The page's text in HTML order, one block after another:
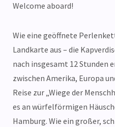
Welcome aboard!
Wie eine geöffnete
Landkarte aus – die
nach insgesamt 12 Stunden
zwischen Amerika, Europa
Reise zur „Wiege der
es an würfelförmigen
Hamburg. Wie ein großer,